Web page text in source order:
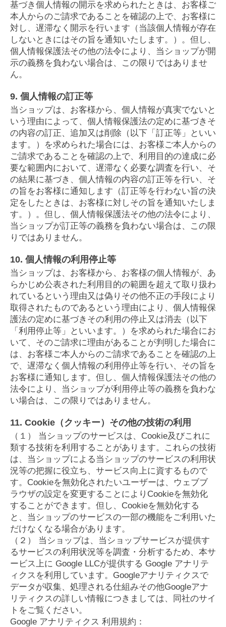
基づき個人情報の開示を求められたときは、お客様ご
本人からのご請求であることを確認の上で、お客様に
対し、遅滞なく開示を行います（当該個人情報が存在
しないときにはその旨を通知いたします。）。但し、
個人情報保護法その他の法令により、当ショップが開
示の義務を負わない場合は、この限りではありませ
ん。
9. 個人情報の訂正等
当ショップは、お客様から、個人情報が真実でないと
いう理由によって、個人情報保護法の定めに基づきそ
の内容の訂正、追加又は削除（以下「訂正等」といい
ます。）を求められた場合には、お客様ご本人からの
ご請求であることを確認の上で、利用目的の達成に必
要な範囲内において、遅滞なく必要な調査を行い、そ
の結果に基づき、個人情報の内容の訂正等を行い、そ
の旨をお客様に通知します（訂正等を行わない旨の決
定をしたときは、お客様に対しその旨を通知いたしま
す。）。但し、個人情報保護法その他の法令により、
当ショップが訂正等の義務を負わない場合は、この限
りではありません。
10. 個人情報の利用停止等
当ショップは、お客様から、お客様の個人情報が、あ
らかじめ公表された利用目的の範囲を超えて取り扱わ
れているという理由又は偽りその他不正の手段により
取得されたものであるという理由により、個人情報保
護法の定めに基づきその利用の停止又は消去（以下
「利用停止等」といいます。）を求められた場合にお
いて、そのご請求に理由があることが判明した場合に
は、お客様ご本人からのご請求であることを確認の上
で、遅滞なく個人情報の利用停止等を行い、その旨を
お客様に通知します。但し、個人情報保護法その他の
法令により、当ショップが利用停止等の義務を負わな
い場合は、この限りではありません。
11. Cookie（クッキー）その他の技術の利用
（１） 当ショップのサービスは、Cookie及びこれに
類する技術を利用することがあります。これらの技術
は、当ショップによる当ショップのサービスの利用状
況等の把握に役立ち、サービス向上に資するもので
す。Cookieを無効化されたいユーザーは、ウェブブ
ラウザの設定を変更することによりCookieを無効化
することができます。但し、Cookieを無効化する
と、当ショップのサービスの一部の機能をご利用いた
だけなくなる場合があります。
（２） 当ショップは、当ショップサービスが提供す
るサービスの利用状況等を調査・分析するため、本サ
ービス上に Google LLCが提供する Google アナリテ
ィクスを利用しています。Googleアナリティクスで
データが収集、処理される仕組みその他Googleアナ
リティクスの詳しい情報につきましては、同社のサイ
トをご覧ください。
Google アナリティクス 利用規約：